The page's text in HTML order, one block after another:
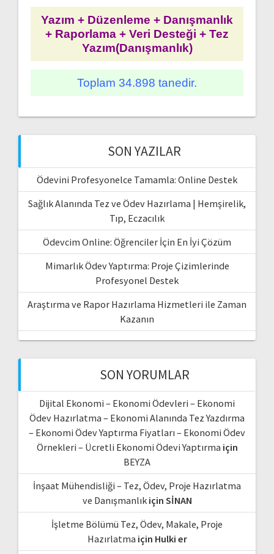
Yazım + Düzenleme + Danışmanlık
+ Raporlama + Veri Desteği + Tez
Yazım(Danışmanlık)
Toplam 34.898 tanedir.
SON YAZILAR
Ödevini Profesyonelce Tamamla: Online Destek
Sağlık Alanında Tez ve Ödev Hazırlama | Hemşirelik,
Tıp, Eczacılık
Ödevcim Online: Öğrenciler İçin En İyi Çözüm
Mimarlık Ödev Yaptırma: Proje Çizimlerinde
Profesyonel Destek
Araştırma ve Rapor Hazırlama Hizmetleri ile Zaman
Kazanın
SON YORUMLAR
Dijital Ekonomi – Ekonomi Ödevleri – Ekonomi
Ödev Hazırlatma – Ekonomi Alanında Tez Yazdırma
– Ekonomi Ödev Yaptırma Fiyatları – Ekonomi Ödev
Örnekleri – Ücretli Ekonomi Ödevi Yaptırma için
BEYZA
İnşaat Mühendisliği – Tez, Ödev, Proje Hazırlatma
ve Danışmanlıkiçin SİNAN
İşletme Bölümü Tez, Ödev, Makale, Proje
Hazırlatma için Hulki er